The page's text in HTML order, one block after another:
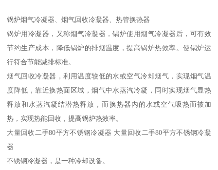
锅炉烟气冷凝器、烟气回收冷凝器、热管换热器
锅炉用冷凝器，又称烟气冷凝器，锅炉使用烟气冷凝器后，可有效
节约生产成本，降低锅炉的排烟温度，提高锅炉热效率。使锅炉运
行符合节能减排标准。
烟气回收冷凝器，利用温度较低的水或空气冷却烟气，实现烟气温
度降低，靠近换热面区域，烟气中水蒸汽冷凝，同时实现烟气显热
释放和水蒸汽凝结潜热释放，而换热器内的水或空气吸热而被加
热，实现热能回收，提高锅炉热效率。
大量回收二手80平方不锈钢冷凝器 大量回收二手80平方不锈钢冷凝
器
不锈钢冷凝器，是一种冷却设备。